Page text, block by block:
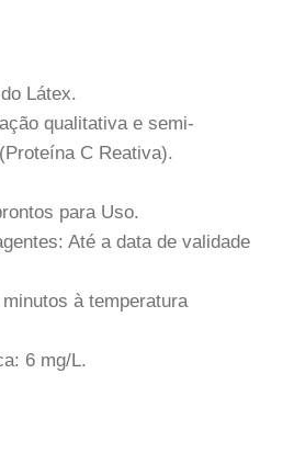
Látex.
qualitativa e semi-
C Reativa).
para Uso.
Até a data de validade
à temperatura
6 mg/L.